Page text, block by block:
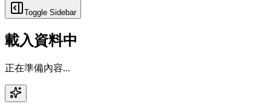
Toggle Sidebar
載入資料中
正在準備內容...